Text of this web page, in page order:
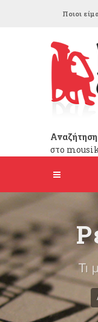
Ποιοι
Αναζήτηση
στο
Τι